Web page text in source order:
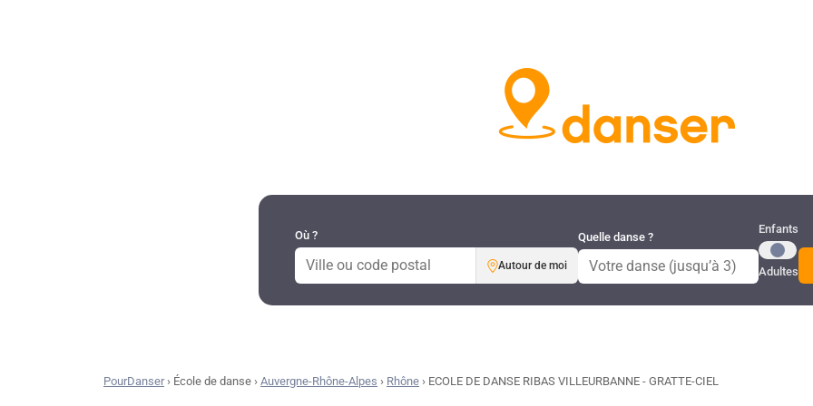
Où ?
Autour de moi
Quelle danse ?
Enfants
Adultes
PourDanser› École de danse › Auvergne-Rhône-Alpes › Rhône › ECOLE DE DANSE RIBAS VILLEURBANNE - GRATTE-CIEL